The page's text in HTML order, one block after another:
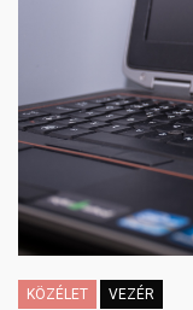
KÖZÉLET VEZÉR